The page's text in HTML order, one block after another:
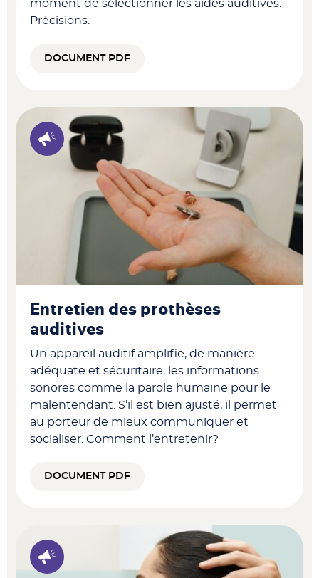
moment de sélectionner les aides auditives.
Précisions.
DOCUMENT PDF
Entretien des prothèses
auditives
Un appareil auditif amplifie, de manière
adéquate et sécuritaire, les informations
sonores comme la parole humaine pour le
malentendant. S’il est bien ajusté, il permet
au porteur de mieux communiquer et
socialiser. Comment l’entretenir?
DOCUMENT PDF